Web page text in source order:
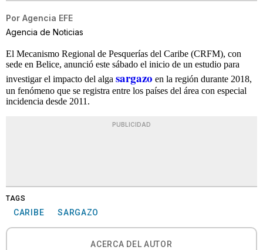
Por Agencia EFE
Agencia de Noticias
El Mecanismo Regional de Pesquerías del Caribe (CRFM), con
sede en Belice, anunció este sábado el inicio de un estudio para
investigar el impacto del alga sargazo en la región durante 2018,
un fenómeno que se registra entre los países del área con especial
incidencia desde 2011.
PUBLICIDAD
TAGS
CARIBE SARGAZO
ACERCA DEL AUTOR